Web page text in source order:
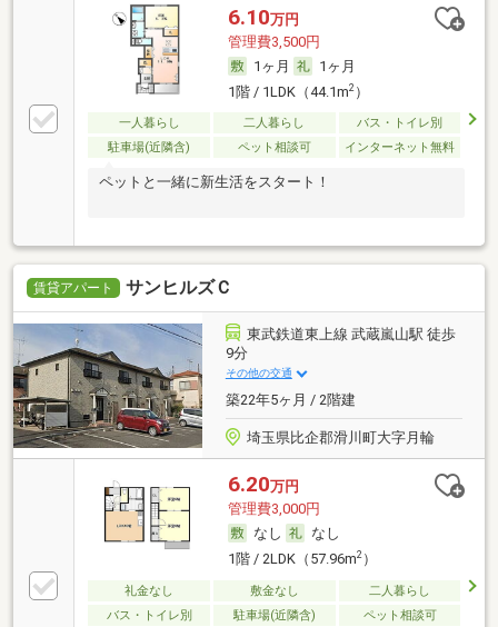
6.10万円
管理費3,500円
1ヶ月
1ヶ月
1階 / 1LDK（44.1m2）
一人暮らし 二人暮らし
バス・トイレ別
駐車場(近隣含)
ペット相談可 インターネット無料
ペットと一緒に新生活をスタート！
賃貸アパート サンヒルズＣ
東武鉄道東上線 武蔵嵐山駅 徒歩
9分
その他の交通
築22年5ヶ月 / 2階建
埼玉県比企郡滑川町大字月輪
6.20万円
管理費3,000円
なし
なし
1階 / 2LDK（57.96m2）
礼金なし 敷金なし
二人暮らし
バス・トイレ別
駐車場(近隣含) ペット相談可